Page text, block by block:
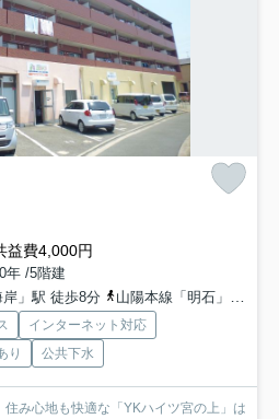
益費4,000円
年 /5階建
」駅 徒歩8分
山陽本線「明石」駅 徒歩33分
インターネット対応
り 公共下水
み心地も快適な「YKハイツ宮の上」は